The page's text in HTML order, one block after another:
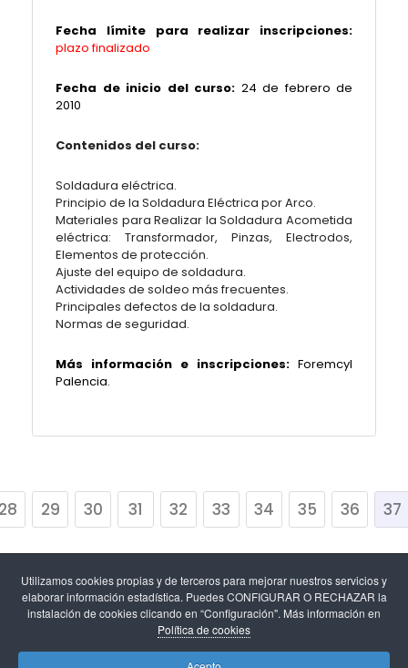
Utilizamos cookies propias y de terceros para mejorar nuestros servicios y
elaborar información estadística. Puedes CONFIGURAR O RECHAZAR la
instalación de cookies clicando en “Configuración". Más información en
Política de cookies
Fecha límite para realizar inscripciones:
plazo finalizado
Fecha de inicio del curso: 24 de febrero de
2010
Contenidos del curso:
Soldadura eléctrica.
Principio de la Soldadura Eléctrica por Arco.
Materiales para Realizar la Soldadura Acometida
eléctrica: Transformador, Pinzas, Electrodos,
Elementos de protección.
Ajuste del equipo de soldadura.
Actividades de soldeo más frecuentes.
Principales defectos de la soldadura.
Normas de seguridad.
Más información e inscripciones: Foremcyl
Palencia.
29 30 31 32 33 34 35 36 37
Política de cookies y configuración de